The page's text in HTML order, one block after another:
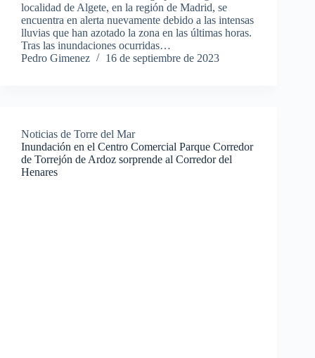
localidad de Algete, en la región de Madrid, se
encuentra en alerta nuevamente debido a las intensas
lluvias que han azotado la zona en las últimas horas.
Tras las inundaciones ocurridas…
Pedro Gimenez
16 de septiembre de 2023
Noticias de Torre del Mar
Inundación en el Centro Comercial Parque Corredor
de Torrejón de Ardoz sorprende al Corredor del
Henares